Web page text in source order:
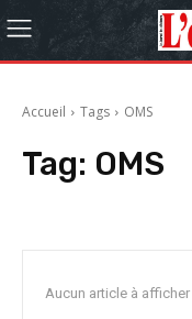
Accueil Tags OMS
Tag: OMS
Aucun article à afficher